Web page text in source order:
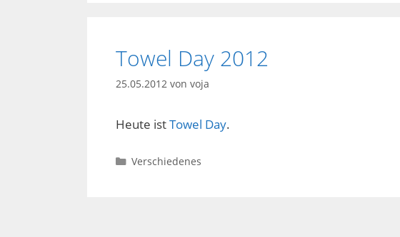
Towel Day 2012
25.05.2012 von voja
Heute istTowel Day.
Kategorien
Verschiedenes